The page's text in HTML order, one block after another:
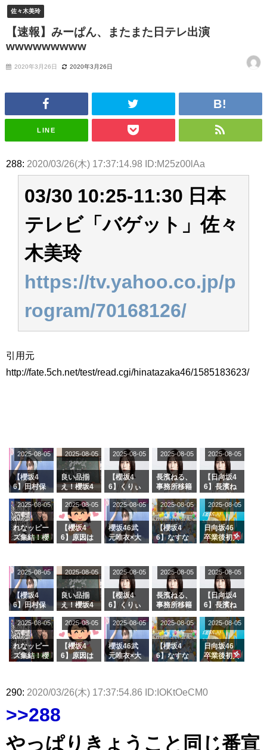
ハ！』ミーグリ日程がこちら
乃木坂あんてな ～乃木坂46・欅坂46・日向坂46のニュース・情報・話題
をピックアップ / 日向坂46卒業後初共演！佐々木久美さん、師匠オードリー若
林さんと再会した結果･･･【激レアさんを連れてきた。】
欅坂46/日向坂46まとめのまとめ / 『anan』の表紙の櫻坂46さん、多様性
の時代だと話題に
wwwwwwwwwwww
日向坂46まとめのまとめ / 筒井あやめ、アレをチラリ。こういう偶然の方
日向坂46まとめのまとめ / 【日向坂46】富田鈴花1st写真集の先行カット、
花考案グッズ＆生写真5種が公開される
アイドル – ぷぅアンテナ / 「乃木坂46ののぎおび⊿」北野日奈子が生配
アイドル – ぷぅアンテナ / 2022年3月22日（火）のメディア情報
アイドル – ぷぅアンテナ / 【乃木坂46】井上和の『なぎおはぎ』って こん
ぺいとう×いちごみるく×マヨラー星人 と同じと考えてよろしいですか？
アイドル – ぷぅアンテナ / 【乃木坂46】日村勇紀 gif職人が切り抜いた名シ
ふぇどみ！ / 【悲報】呪術廻戦、視聴率5.1%
ふぇどみ！ / 【画像】スポ－ツキャスターお姉さん・ハメまくりだったｗｗ
ふぇどみ！ / 【悲報】母「裕福な過程が高学歴になるとか大嘘。教育に金を
佐々木美玲
【速報】みーぱん、またまた日テレ出演
wwwwwwwww
2020年3月26日 2020年3月26日
LINE
288: 2020/03/26(木) 17:37:14.98 ID:M25z00lAa
03/30 10:25-11:30 日本
テレビ「バゲット」佐々
木美玲
https://tv.yahoo.co.jp/p
rogram/70168126/
引用元
http://fate.5ch.net/test/read.cgi/hinatazaka46/1585183623/
【櫻坂4
6】田村保
ージを脱い
でいた理由
2025-08-05
良い品揃
え！櫻坂4
グル『Mak
e or Brea
k』オフィ
シャルグッ
ズ絶賛販売
2025-08-05
【櫻坂4
6】くりぃ
の2人を手
玉に取る大
沼晶保【く
りぃむナン
タラ】
2025-08-05
長濱ねる、
事務所移籍
属を発表
2025-08-05
【日向坂4
6】長濱ね
ら移籍しフ
ラーム所属
に。これで
事務所に所
属している
がこちら
2025-08-05
れなッピー
ズ集結！櫻
理子、8/6
「ラヴィッ
ト！」水曜
スタジオ出
演決定
2025-08-05
【櫻坂4
6】原因は
uddiesを
ざわつかせ
る...
2025-08-05
櫻坂46武
元唯衣×大
カップお姉
さんに恐怖
【くりぃむ
ナンタラ】
2025-08-05
【櫻坂4
6】なすな
2曲目っ
て...【ラヴ
ィット 東
京ドーム公
演】
2025-08-05
日向坂46
卒業後初共
師匠オード
リー若林さ
んと再会し
た結果･･･
【激レアさ
きた。】
2025-08-05
【櫻坂4
6】田村保
ージを脱い
でいた理由
2025-08-05
良い品揃
え！櫻坂4
グル『Mak
e or Brea
k』オフィ
シャルグッ
ズ絶賛販売
2025-08-05
【櫻坂4
6】くりぃ
の2人を手
玉に取る大
沼晶保【く
りぃむナン
タラ】
2025-08-05
長濱ねる、
事務所移籍
属を発表
2025-08-05
【日向坂4
6】長濱ね
ら移籍しフ
ラーム所属
に。これで
事務所に所
属している
がこちら
2025-08-05
れなッピー
ズ集結！櫻
「ラヴィッ
スタジオ出
演決定
2025-08-05
【櫻坂4
6】原因は
ざわつかせ
2025-08-05
櫻坂46武
元唯衣×大
さんに恐怖
2025-08-05
【櫻坂4
6】なすな
て...【ラヴ
2025-08-05
日向坂46
卒業後初共
リー若林さ
んを連れて
きた。】
2025-08-05
290: 2020/03/26(木) 17:37:54.86 ID:IOKtOeCM0
>>288
やっぱりきょうこと同じ番宣